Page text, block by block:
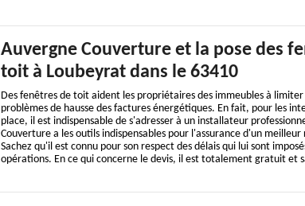
Auvergne Couverture et la pose des
toit à Loubeyrat dans le 63410
Des fenêtres de toit aident les propriétaires des immeubles à
problèmes de hausse des factures énergétiques. En fait, pour les
place, il est indispensable de s'adresser à un installateur
Couverture a les outils indispensables pour l'assurance d'un
Sachez qu'il est connu pour son respect des délais qui lui sont
opérations. En ce qui concerne le devis, il est totalement gratuit et